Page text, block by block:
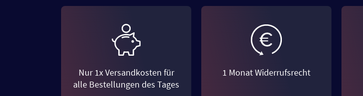
Nur 1x Versandkosten für
alle Bestellungen des Tages
1 Monat Widerrufsrecht